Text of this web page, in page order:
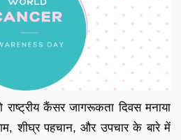
कैंसर जागरूकता दिवस मनाया
शीघ्र पहचान, और उपचार के बारे में